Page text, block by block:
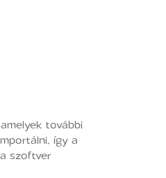
további
így a
szoftver